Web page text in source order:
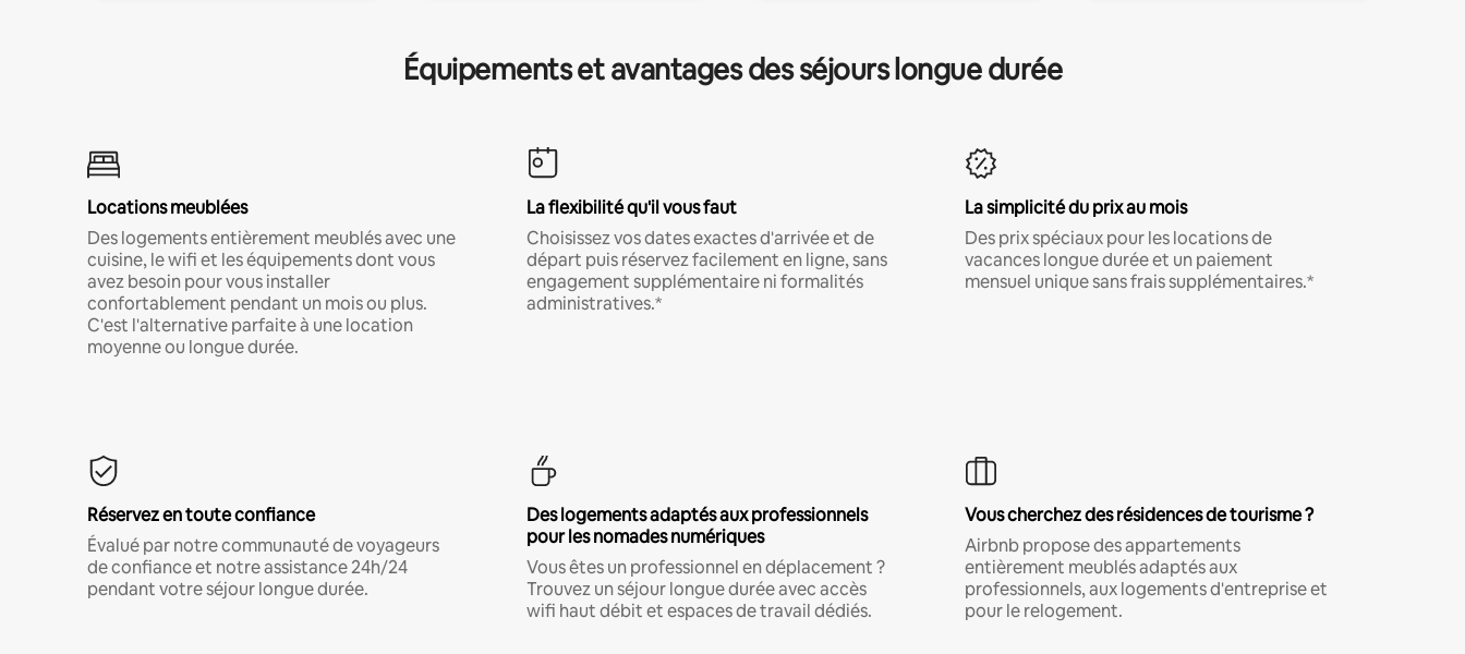
Équipements et avantages des séjours longue durée
Locations meublées
Des logements entièrement meublés avec une
cuisine, le wifi et les équipements dont vous
avez besoin pour vous installer
confortablement pendant un mois ou plus.
C'est l'alternative parfaite à une location
moyenne ou longue durée.
La flexibilité qu'il vous faut
Choisissez vos dates exactes d'arrivée et de
départ puis réservez facilement en ligne, sans
engagement supplémentaire ni formalités
administratives.*
La simplicité du prix au mois
Des prix spéciaux pour les locations de
vacances longue durée et un paiement
mensuel unique sans frais supplémentaires.*
Réservez en toute confiance
Évalué par notre communauté de voyageurs
de confiance et notre assistance 24h/24
pendant votre séjour longue durée.
Des logements adaptés aux professionnels
pour les nomades numériques
Vous êtes un professionnel en déplacement ?
Trouvez un séjour longue durée avec accès
wifi haut débit et espaces de travail dédiés.
Vous cherchez des résidences de tourisme ?
Airbnb propose des appartements
entièrement meublés adaptés aux
professionnels, aux logements d'entreprise et
pour le relogement.